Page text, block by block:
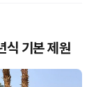
기본 제원